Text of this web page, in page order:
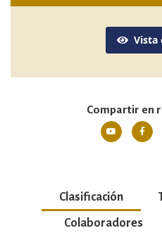
Vista
Compartir en
Clasificación
Colaboradores